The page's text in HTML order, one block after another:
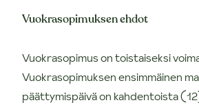
Vuokrasopimuksen ehdot
Vuokrasopimus on toistaiseksi
Vuokrasopimuksen ensimmäinen
päättymispäivä on kahdentoista